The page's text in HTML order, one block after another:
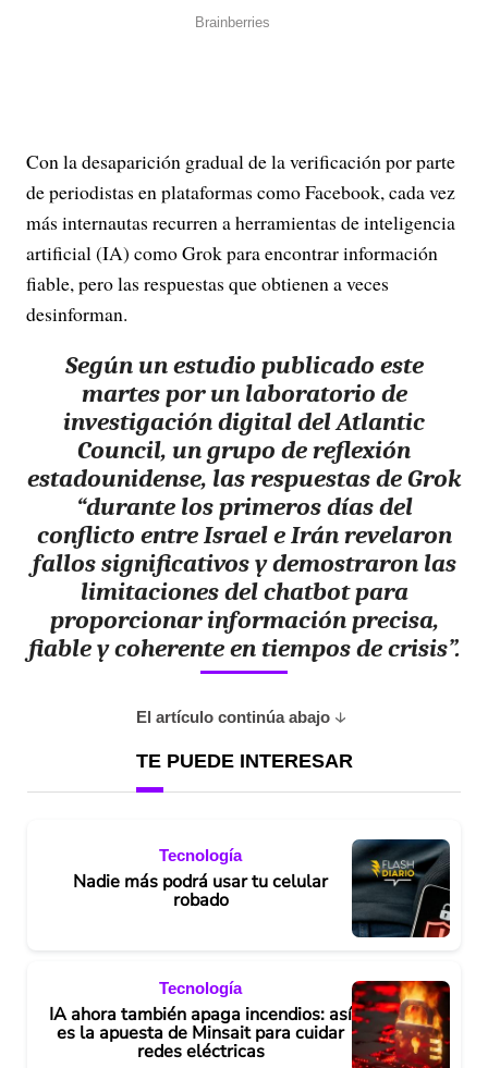
Con la desaparición gradual de la verificación por parte
de periodistas en plataformas como Facebook, cada vez
más internautas recurren a herramientas de inteligencia
artificial (IA) como Grok para encontrar información
fiable, pero las respuestas que obtienen a veces
desinforman.
Según un estudio publicado este
martes por un laboratorio de
investigación digital del Atlantic
Council, un grupo de reflexión
estadounidense, las respuestas de Grok
“durante los primeros días del
conflicto entre Israel e Irán revelaron
fallos significativos y demostraron las
limitaciones del chatbot para
proporcionar información precisa,
fiable y coherente en tiempos de crisis”.
El artículo continúa abajo
TE PUEDE INTERESAR
Tecnología
Nadie más podrá usar tu celular
robado
Tecnología
IA ahora también apaga incendios: así
es la apuesta de Minsait para cuidar
redes eléctricas